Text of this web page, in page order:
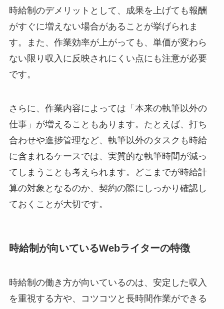
時給制のデメリットとして、成果を上げても報酬
がすぐに増えない場合があることが挙げられま
す。また、作業効率が上がっても、単価が変わら
ない限り収入に反映されにくい点にも注意が必要
です。
さらに、作業内容によっては「本来の執筆以外の
仕事」が増えることもあります。たとえば、打ち
合わせや進捗管理など、執筆以外のタスクも時給
に含まれるケースでは、実質的な執筆時間が減っ
てしまうことも考えられます。どこまでが時給計
算の対象となるのか、契約の際にしっかり確認し
ておくことが大切です。
時給制が向いているWebライターの特徴
時給制の働き方が向いているのは、安定した収入
を重視する方や、コツコツと長時間作業ができる